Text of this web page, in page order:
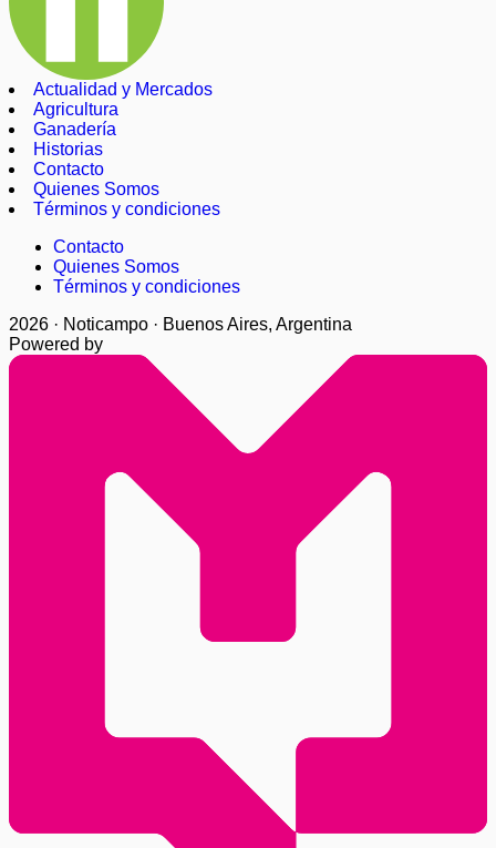
Actualidad y Mercados
Agricultura
Ganadería
Historias
Contacto
Quienes Somos
Términos y condiciones
Contacto
Quienes Somos
Términos y condiciones
2026 · Noticampo · Buenos Aires, Argentina
Powered by